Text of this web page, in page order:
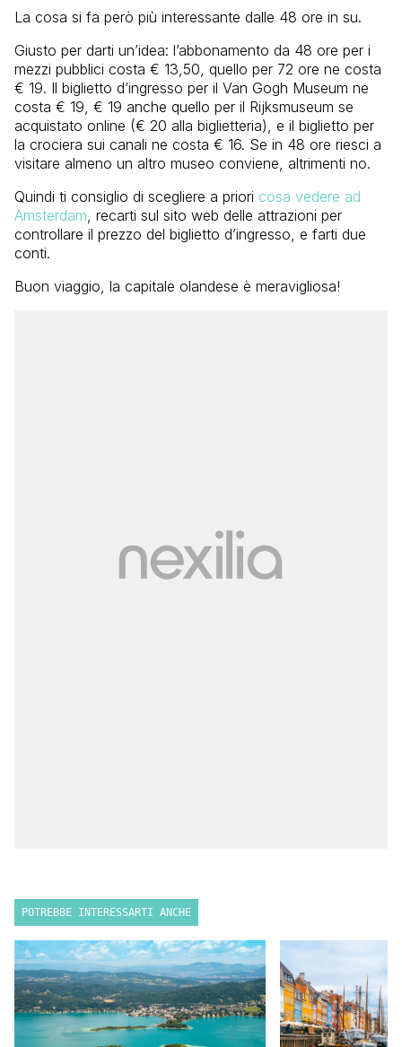
La cosa si fa però più interessante dalle 48 ore in su.
Giusto per darti un’idea: l’abbonamento da 48 ore per i
mezzi pubblici costa € 13,50, quello per 72 ore ne costa
€ 19. Il biglietto d’ingresso per il Van Gogh Museum ne
costa € 19, € 19 anche quello per il Rijksmuseum se
acquistato online (€ 20 alla biglietteria), e il biglietto per
la crociera sui canali ne costa € 16. Se in 48 ore riesci a
visitare almeno un altro museo conviene, altrimenti no.
Quindi ti consiglio di scegliere a priori cosa vedere ad
Amsterdam , recarti sul sito web delle attrazioni per
controllare il prezzo del biglietto d’ingresso, e farti due
conti.
Buon viaggio, la capitale olandese è meravigliosa!
POTREBBE INTERESSARTI ANCHE